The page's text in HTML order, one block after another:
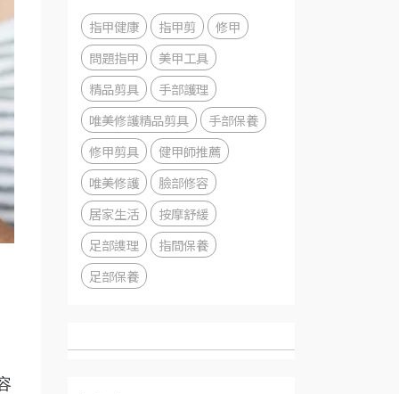
指甲健康 指甲剪
修甲
問題指甲
美甲工具
精品剪具
手部護理
唯美修護精品剪具
手部保養
修甲剪具
健甲師推薦
唯美修護
臉部修容
居家生活
按摩舒緩
足部謢理
指間保養
足部保養